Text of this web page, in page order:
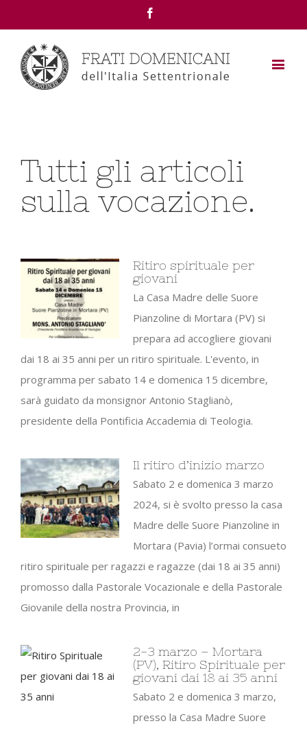
Tutti gli articoli
sulla vocazione.
Ritiro spirituale per
giovani
La Casa Madre delle Suore
Pianzoline di Mortara (PV) si
prepara ad accogliere giovani
dai 18 ai 35 anni per un ritiro spirituale. L'evento, in
programma per sabato 14 e domenica 15 dicembre,
sarà guidato da monsignor Antonio Staglianò,
presidente della Pontificia Accademia di Teologia.
Il ritiro d’inizio marzo
Sabato 2 e domenica 3 marzo
2024, si è svolto presso la casa
Madre delle Suore Pianzoline in
Mortara (Pavia) l’ormai consueto
ritiro spirituale per ragazzi e ragazze (dai 18 ai 35 anni)
promosso dalla Pastorale Vocazionale e della Pastorale
Giovanile della nostra Provincia, in
2-3 marzo – Mortara
(PV), Ritiro Spirituale per
giovani dai 18 ai 35 anni
Sabato 2 e domenica 3 marzo,
presso la Casa Madre Suore